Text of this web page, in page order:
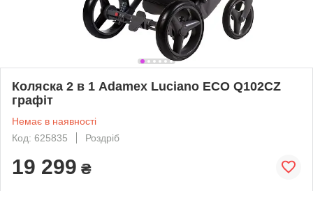
Коляска 2 в 1 Adamex Luciano ECO Q102CZ
графіт
Немає в наявності
Код: 625835
Роздріб
19 299 ₴